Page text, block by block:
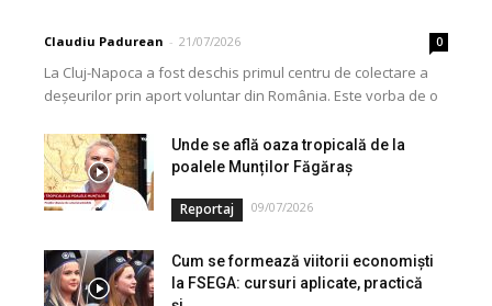
Claudiu Padurean - 21/07/2026 0
La Cluj-Napoca a fost deschis primul centru de colectare a
deșeurilor prin aport voluntar din România. Este vorba de o
Unde se află oaza tropicală de la
poalele Munților Făgăraș
Reportaj 09/07/2026
Cum se formează viitorii economiști
la FSEGA: cursuri aplicate, practică